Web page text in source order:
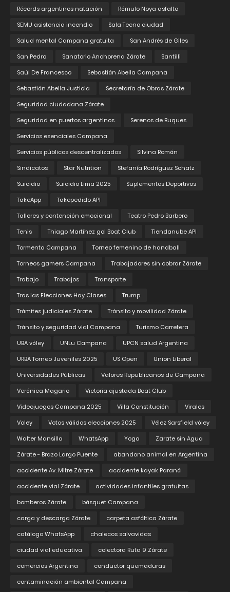
Récords argentinos natación
Rómulo Noya asfalto
SEMU asistencia incendio
Sala Tecno ciudad
Salud mental Campana gratuita
San Andrés de Giles
San Pedro
Sanatorio Anchorena Zárate
Santilli
Saúl De Francesco
Sebastián Abella Campana
Sebastián Abella Justicia
Secretaría de Obras Zárate
Seguridad ciudadana Zárate
Seguridad en puertos argentinos
Serenos de Buques
Servicios esenciales Campana
Servicios públicos descentralizados
Silvina Román
Sindicatos
Star Nutrition
Stefanía Rodríguez Schatz
Suicidio
Suicidio Lima 2025
Suplementos Deportivos
TakeApp
Takepedido API
Talleres y contención emocional
Teatro Pedro Barbero
Tenis
Thiago Martínez gol Boat Club
Tiendanube API
Tormenta Campana
Torneo femenino de handball
Torneos gamers Campana
Trabajadores sin cobrar Zárate
Trabajo
Trabajos
Transporte
Tras las Elecciones Hay Clases
Trump
Trámites judiciales Zárate
Tránsito y movilidad Zárate
Tránsito y seguridad vial Campana
Turismo Carretera
UBA vóley
UNLu Campana
UPCN salud Argentina
URBA Torneo Juveniles 2025
US Open
Union Liberal
Universidades Públicas
Valores Republicanos de Campana
Verónica Magario
Victoria ajustada Boat Club
Videojuegos Campana 2025
Villa Constitución
Virales
Voley
Votos válidos elecciones 2025
Vélez Sarsfield vóley
Walter Mansilla
WhatsApp Yoga
Zarate sin Agua
Zárate - Brazo Largo Puente
abandono animal en Argentina
accidente Av. Mitre Zárate
accidente kayak Paraná
accidente vial Zárate
actividades infantiles gratuitas
bomberos Zárate
básquet Campana
carga y descarga Zárate
carpeta asfáltica Zárate
catálogo WhatsApp
chalecos salvavidas
ciudad vial educativa
colectora Ruta 9 Zárate
comercios Argentina
conductor quemaduras
contaminación ambiental Campana